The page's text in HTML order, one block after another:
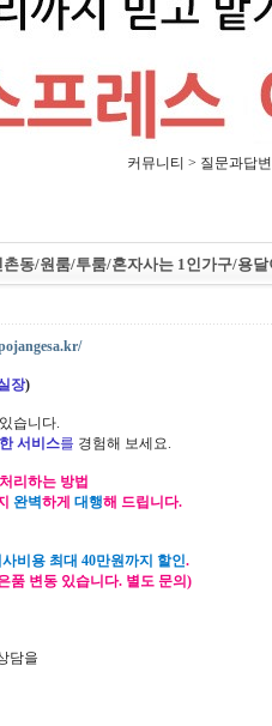
커뮤니티 > 질문과답변
동/원룸/투룸/혼자사는 1인가구/용
장)
습니다.
서비스를 경험해 보세요.
리하는 방법
완벽하게 대행해 드립니다.
사비용 최대 40만원까지 할인.
품 변동 있습니다. 별도 문의)
담을